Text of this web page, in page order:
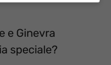
e Ginevra
speciale?